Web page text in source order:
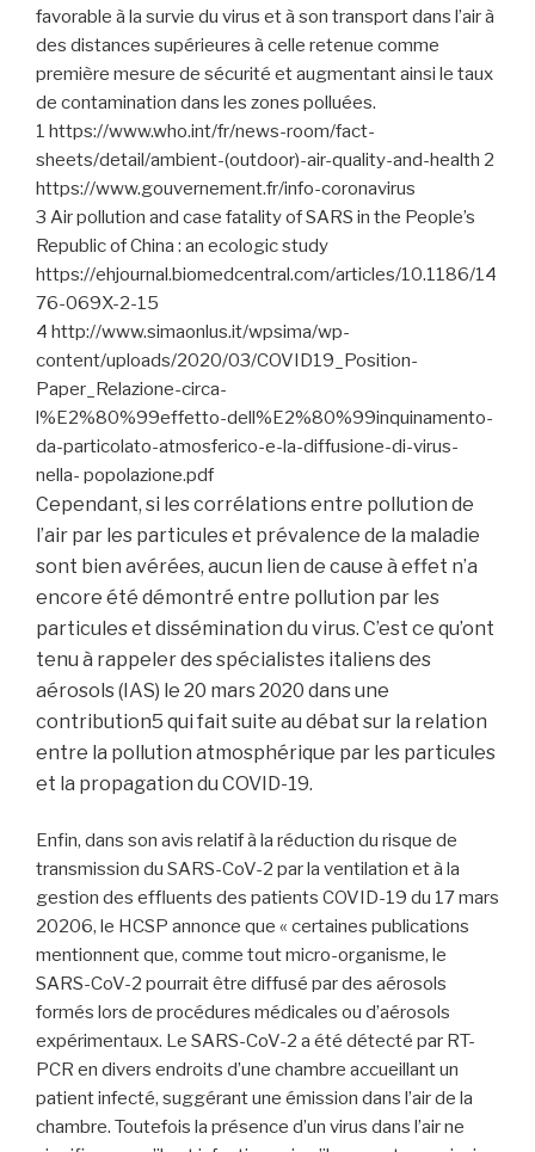
favorable à la survie du virus et à son transport dans l’air à
des distances supérieures à celle retenue comme
première mesure de sécurité et augmentant ainsi le taux
de contamination dans les zones polluées.
1 https://www.who.int/fr/news-room/fact-
sheets/detail/ambient-(outdoor)-air-quality-and-health 2
https://www.gouvernement.fr/info-coronavirus
3 Air pollution and case fatality of SARS in the People’s
Republic of China : an ecologic study
https://ehjournal.biomedcentral.com/articles/10.1186/14
76-069X-2-15
4 http://www.simaonlus.it/wpsima/wp-
content/uploads/2020/03/COVID19_Position-
Paper_Relazione-circa-
l%E2%80%99effetto-dell%E2%80%99inquinamento-
da-particolato-atmosferico-e-la-diffusione-di-virus-
nella- popolazione.pdf
Cependant, si les corrélations entre pollution de
l’air par les particules et prévalence de la maladie
sont bien avérées, aucun lien de cause à effet n’a
encore été démontré entre pollution par les
particules et dissémination du virus. C’est ce qu’ont
tenu à rappeler des spécialistes italiens des
aérosols (IAS) le 20 mars 2020 dans une
contribution5 qui fait suite au débat sur la relation
entre la pollution atmosphérique par les particules
et la propagation du COVID-19.
Enfin, dans son avis relatif à la réduction du risque de
transmission du SARS-CoV-2 par la ventilation et à la
gestion des effluents des patients COVID-19 du 17 mars
20206, le HCSP annonce que « certaines publications
mentionnent que, comme tout micro-organisme, le
SARS-CoV-2 pourrait être diffusé par des aérosols
formés lors de procédures médicales ou d’aérosols
expérimentaux. Le SARS-CoV-2 a été détecté par RT-
PCR en divers endroits d’une chambre accueillant un
patient infecté, suggérant une émission dans l’air de la
chambre. Toutefois la présence d’un virus dans l’air ne